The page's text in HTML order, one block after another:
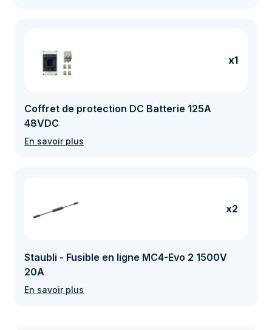
x1
Coffret de protection DC Batterie 125A
48VDC
En savoir plus
x2
Staubli - Fusible en ligne MC4-Evo 2 1500V
20A
En savoir plus